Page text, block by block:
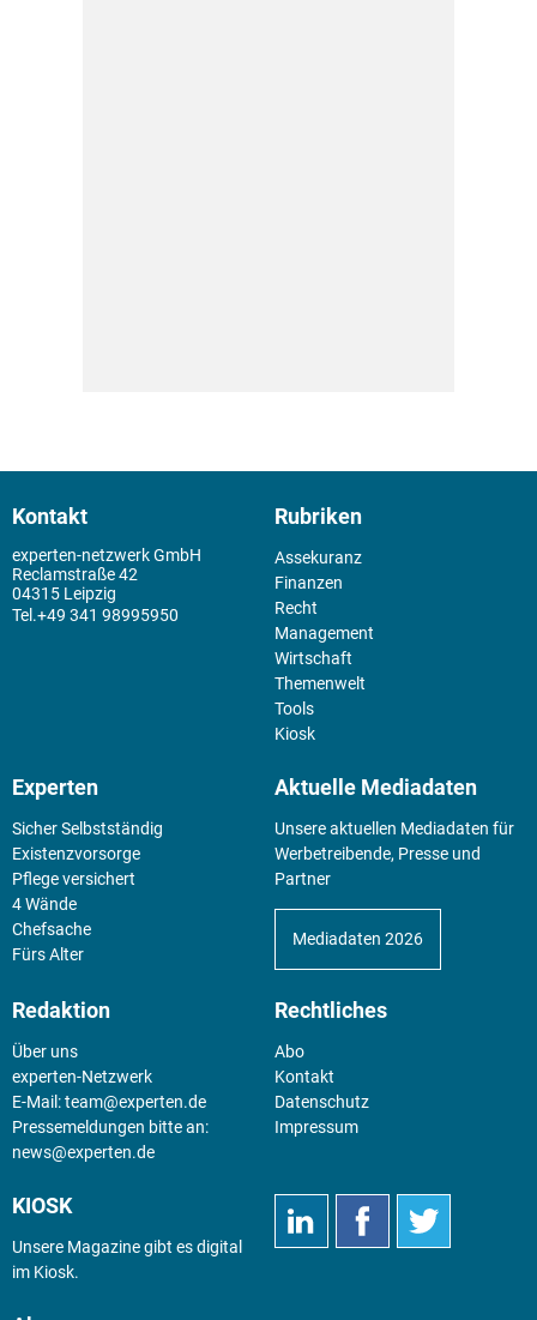
Kontakt
experten-netzwerk GmbH
Reclamstraße 42
04315 Leipzig
+49 341 98995950
Rubriken
Assekuranz
Finanzen
Recht
Management
Wirtschaft
Themenwelt
Tools
Kiosk
Experten
Sicher Selbstständig
Existenz­vorsorge
Pflege versichert
4 Wände
Chefsache
Fürs Alter
Aktuelle Mediadaten
Unsere aktuellen Mediadaten für
Werbetreibende, Presse und
Partner
Mediadaten 2026
Redaktion
Über uns
experten-Netzwerk
E-Mail:team@experten.de
Pressemeldungen bitte an:
news@experten.de
Rechtliches
Abo
Kontakt
Datenschutz
Impressum
KIOSK
Unsere Magazine gibt es digital
im Kiosk.